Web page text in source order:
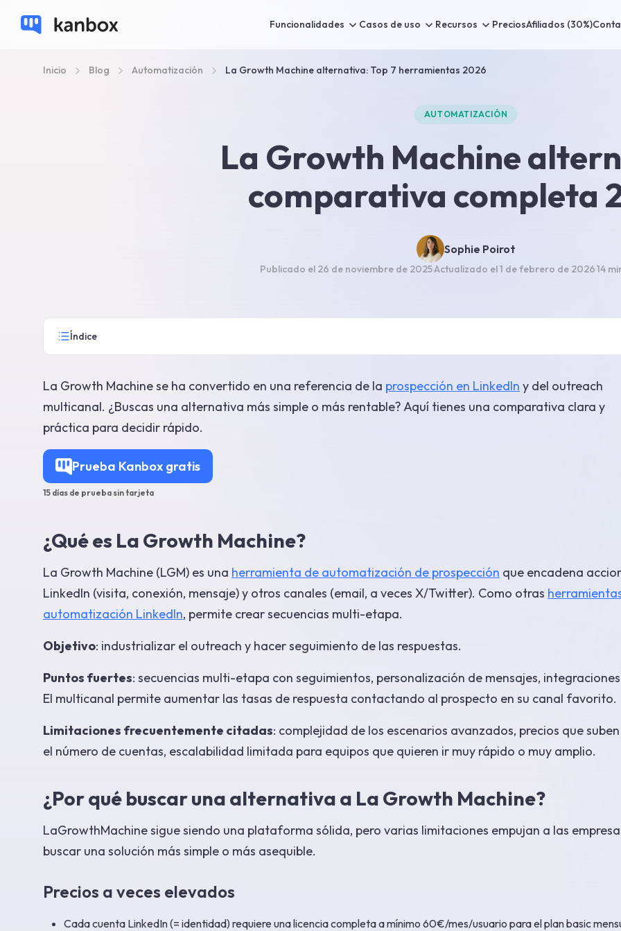
Funcionalidades Casos de uso Recursos PreciosAfiliados (30%)
Inicio Blog Automatización La Growth Machine alternativa: Top 7 herramientas 2026
AUTOMATIZACIÓN
La Growth Machine
comparativa completa
Sophie Poirot
Publicado el 26 de noviembre de 2025·Actualizado el1 de febrero de 2026·14
Índice
La Growth Machine se ha convertido en una referencia de la prospección en LinkedIn y del outreach
multicanal. ¿Buscas una alternativa más simple o más rentable? Aquí tienes una comparativa clara y
práctica para decidir rápido.
Prueba Kanbox gratis
15 días de prueba sin tarjeta
¿Qué es La Growth Machine?
La Growth Machine (LGM) es una herramienta de automatización de prospección que encadena
LinkedIn (visita, conexión, mensaje) y otros canales (email, a veces X/Twitter). Como otras
automatización LinkedIn, permite crear secuencias multi-etapa.
Objetivo: industrializar el outreach y hacer seguimiento de las respuestas.
Puntos fuertes: secuencias multi-etapa con seguimientos, personalización de mensajes, integraciones
El multicanal permite aumentar las tasas de respuesta contactando al prospecto en su canal favorito.
Limitaciones frecuentemente citadas: complejidad de los escenarios avanzados, precios que
el número de cuentas, escalabilidad limitada para equipos que quieren ir muy rápido o muy amplio.
¿Por qué buscar una alternativa a La Growth Machine?
LaGrowthMachine sigue siendo una plataforma sólida, pero varias limitaciones empujan a las
buscar una solución más simple o más asequible.
Precios a veces elevados
Cada cuenta LinkedIn (= identidad) requiere una licencia completa a mínimo 60€/mes/usuario para el plan basic